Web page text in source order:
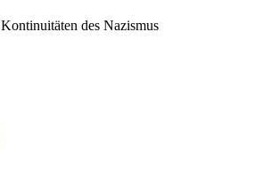
Kontinuitäten des Nazismus